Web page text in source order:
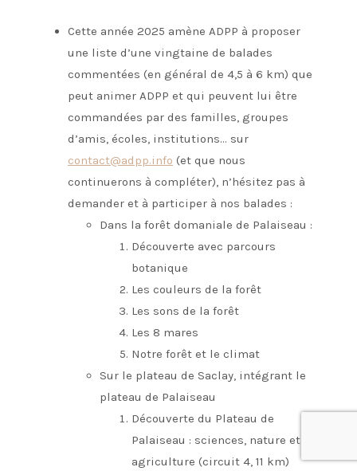
Cette année 2025 amène ADPP à proposer
une liste d’une vingtaine de balades
commentées (en général de 4,5 à 6 km) que
peut animer ADPP et qui peuvent lui être
commandées par des familles, groupes
d’amis, écoles, institutions… sur
contact@adpp.info (et que nous
continuerons à compléter), n’hésitez pas à
demander et à participer à nos balades :
Dans la forêt domaniale de Palaiseau :
Découverte avec parcours
botanique
Les couleurs de la forêt
Les sons de la forêt
Les 8 mares
Notre forêt et le climat
Sur le plateau de Saclay, intégrant le
plateau de Palaiseau
Découverte du Plateau de
Palaiseau : sciences, nature et
agriculture (circuit 4, 11 km)